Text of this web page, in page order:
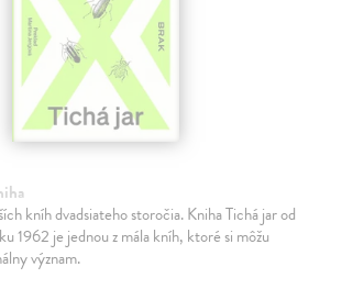
kníh dvadsiateho storočia. Kniha Tichá jar od
1962 je jednou z mála kníh, ktoré si môžu
význam.